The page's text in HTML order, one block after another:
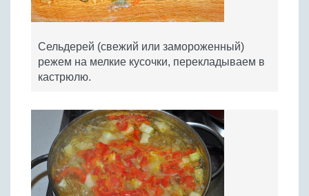
Сельдерей (свежий или замороженный)
режем на мелкие кусочки, перекладываем в
кастрюлю.